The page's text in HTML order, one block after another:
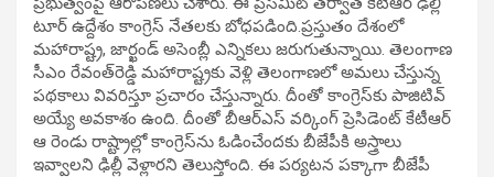
టూర్‌ ఉద్దేశం కాంగ్రెస్‌ నేతలకు బోధపడింది.ప్రస్తుతం దేశంలో
మహారాష్ట్ర, జార్ఖండ్‌ అసెంబ్లీ ఎన్నికలు జరుగుతున్నాయి. తెలంగాణ
సీఎం రేవంత్‌రెడ్డి మహారాష్ట్రకు వెళ్లి తెలంగాణలో అమలు చేస్తున్న
పథకాలు వివరిస్తూ ప్రచారం చేస్తున్నారు. దీంతో కాంగ్రెస్‌కు పాజిటివ్‌
అయ్యే అవకాశం ఉంది. దీంతో బీఆర్‌ఎస్‌ వర్కింగ్‌ ప్రెసిడెంట్‌ కేటీఆర్‌
ఆ రెండు రాష్ట్రాల్లో కాంగ్రెస్‌ను ఓడించేందకు బీజేపీకి అస్త్రాలు
ఇవ్వాలని ఢిల్లీ వెళ్లారని తెలుస్తోంది. ఈ పర్యటన పక్కాగా బీజేపీ